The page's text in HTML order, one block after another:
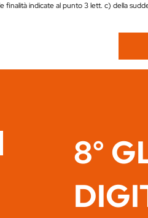
finalità indicate al punto 3 lett. c) della
8°